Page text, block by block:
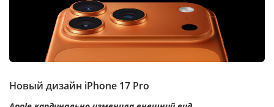
Новый дизайн iPhone 17 Pro